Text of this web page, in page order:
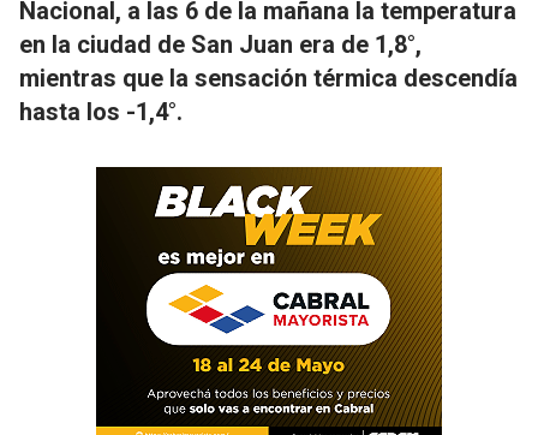
Nacional, a las 6 de la mañana la temperatura
en la ciudad de San Juan era de 1,8°,
mientras que la sensación térmica descendía
hasta los -1,4°.